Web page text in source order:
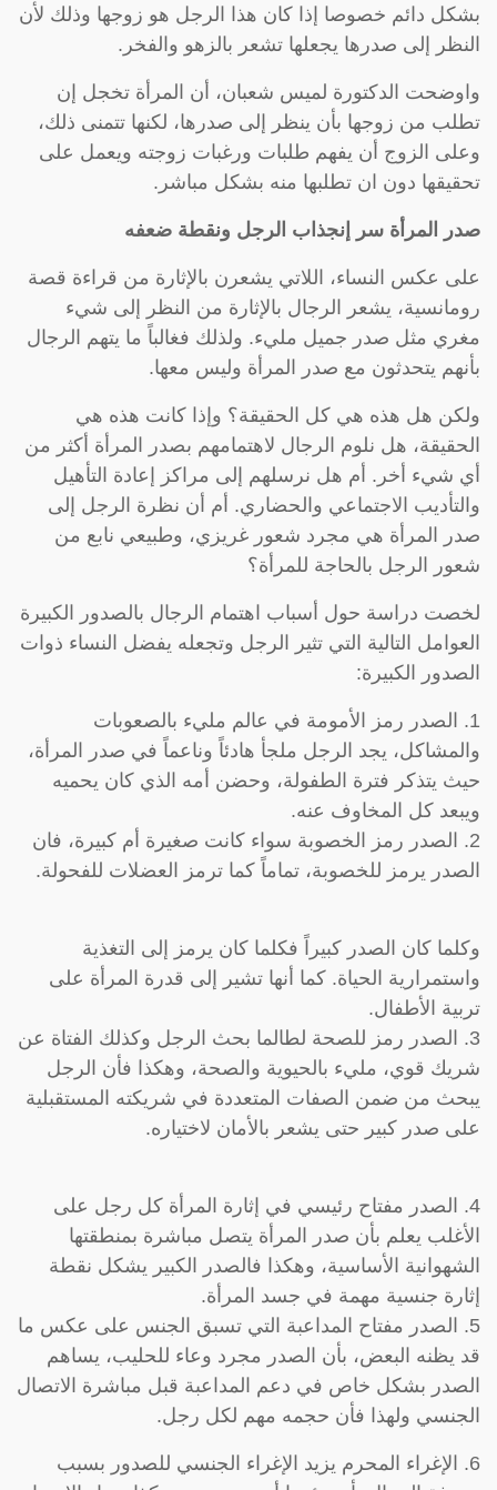
بشكل دائم خصوصا إذا كان هذا الرجل هو زوجها وذلك لأن
النظر إلى صدرها يجعلها تشعر بالزهو والفخر.
واوضحت الدكتورة لميس شعبان، أن المرأة تخجل إن
تطلب من زوجها بأن ينظر إلى صدرها، لكنها تتمنى ذلك،
وعلى الزوج أن يفهم طلبات ورغبات زوجته ويعمل على
تحقيقها دون ان تطلبها منه بشكل مباشر.
صدر المرأة سر إنجذاب الرجل ونقطة ضعفه
على عكس النساء، اللاتي يشعرن بالإثارة من قراءة قصة
رومانسية، يشعر الرجال بالإثارة من النظر إلى شيء
مغري مثل صدر جميل مليء. ولذلك فغالباً ما يتهم الرجال
بأنهم يتحدثون مع صدر المرأة وليس معها.
ولكن هل هذه هي كل الحقيقة؟ وإذا كانت هذه هي
الحقيقة، هل نلوم الرجال لاهتمامهم بصدر المرأة أكثر من
أي شيء أخر. أم هل نرسلهم إلى مراكز إعادة التأهيل
والتأديب الاجتماعي والحضاري. أم أن نظرة الرجل إلى
صدر المرأة هي مجرد شعور غريزي، وطبيعي نابع من
شعور الرجل بالحاجة للمرأة؟
لخصت دراسة حول أسباب اهتمام الرجال بالصدور الكبيرة
العوامل التالية التي تثير الرجل وتجعله يفضل النساء ذوات
الصدور الكبيرة:
1. الصدر رمز الأمومة في عالم مليء بالصعوبات
والمشاكل، يجد الرجل ملجأ هادئاً وناعماً في صدر المرأة،
حيث يتذكر فترة الطفولة، وحضن أمه الذي كان يحميه
ويبعد كل المخاوف عنه.
2. الصدر رمز الخصوبة سواء كانت صغيرة أم كبيرة، فان
الصدر يرمز للخصوبة، تماماً كما ترمز العضلات للفحولة.
وكلما كان الصدر كبيراً فكلما كان يرمز إلى التغذية
واستمرارية الحياة. كما أنها تشير إلى قدرة المرأة على
تربية الأطفال.
3. الصدر رمز للصحة لطالما بحث الرجل وكذلك الفتاة عن
شريك قوي، مليء بالحيوية والصحة، وهكذا فأن الرجل
يبحث من ضمن الصفات المتعددة في شريكته المستقبلية
على صدر كبير حتى يشعر بالأمان لاختياره.
4. الصدر مفتاح رئيسي في إثارة المرأة كل رجل على
الأغلب يعلم بأن صدر المرأة يتصل مباشرة بمنطقتها
الشهوانية الأساسية، وهكذا فالصدر الكبير يشكل نقطة
إثارة جنسية مهمة في جسد المرأة.
5. الصدر مفتاح المداعبة التي تسبق الجنس على عكس ما
قد يظنه البعض، بأن الصدر مجرد وعاء للحليب، يساهم
الصدر بشكل خاص في دعم المداعبة قبل مباشرة الاتصال
الجنسي ولهذا فأن حجمه مهم لكل رجل.
6. الإغراء المحرم يزيد الإغراء الجنسي للصدور بسبب